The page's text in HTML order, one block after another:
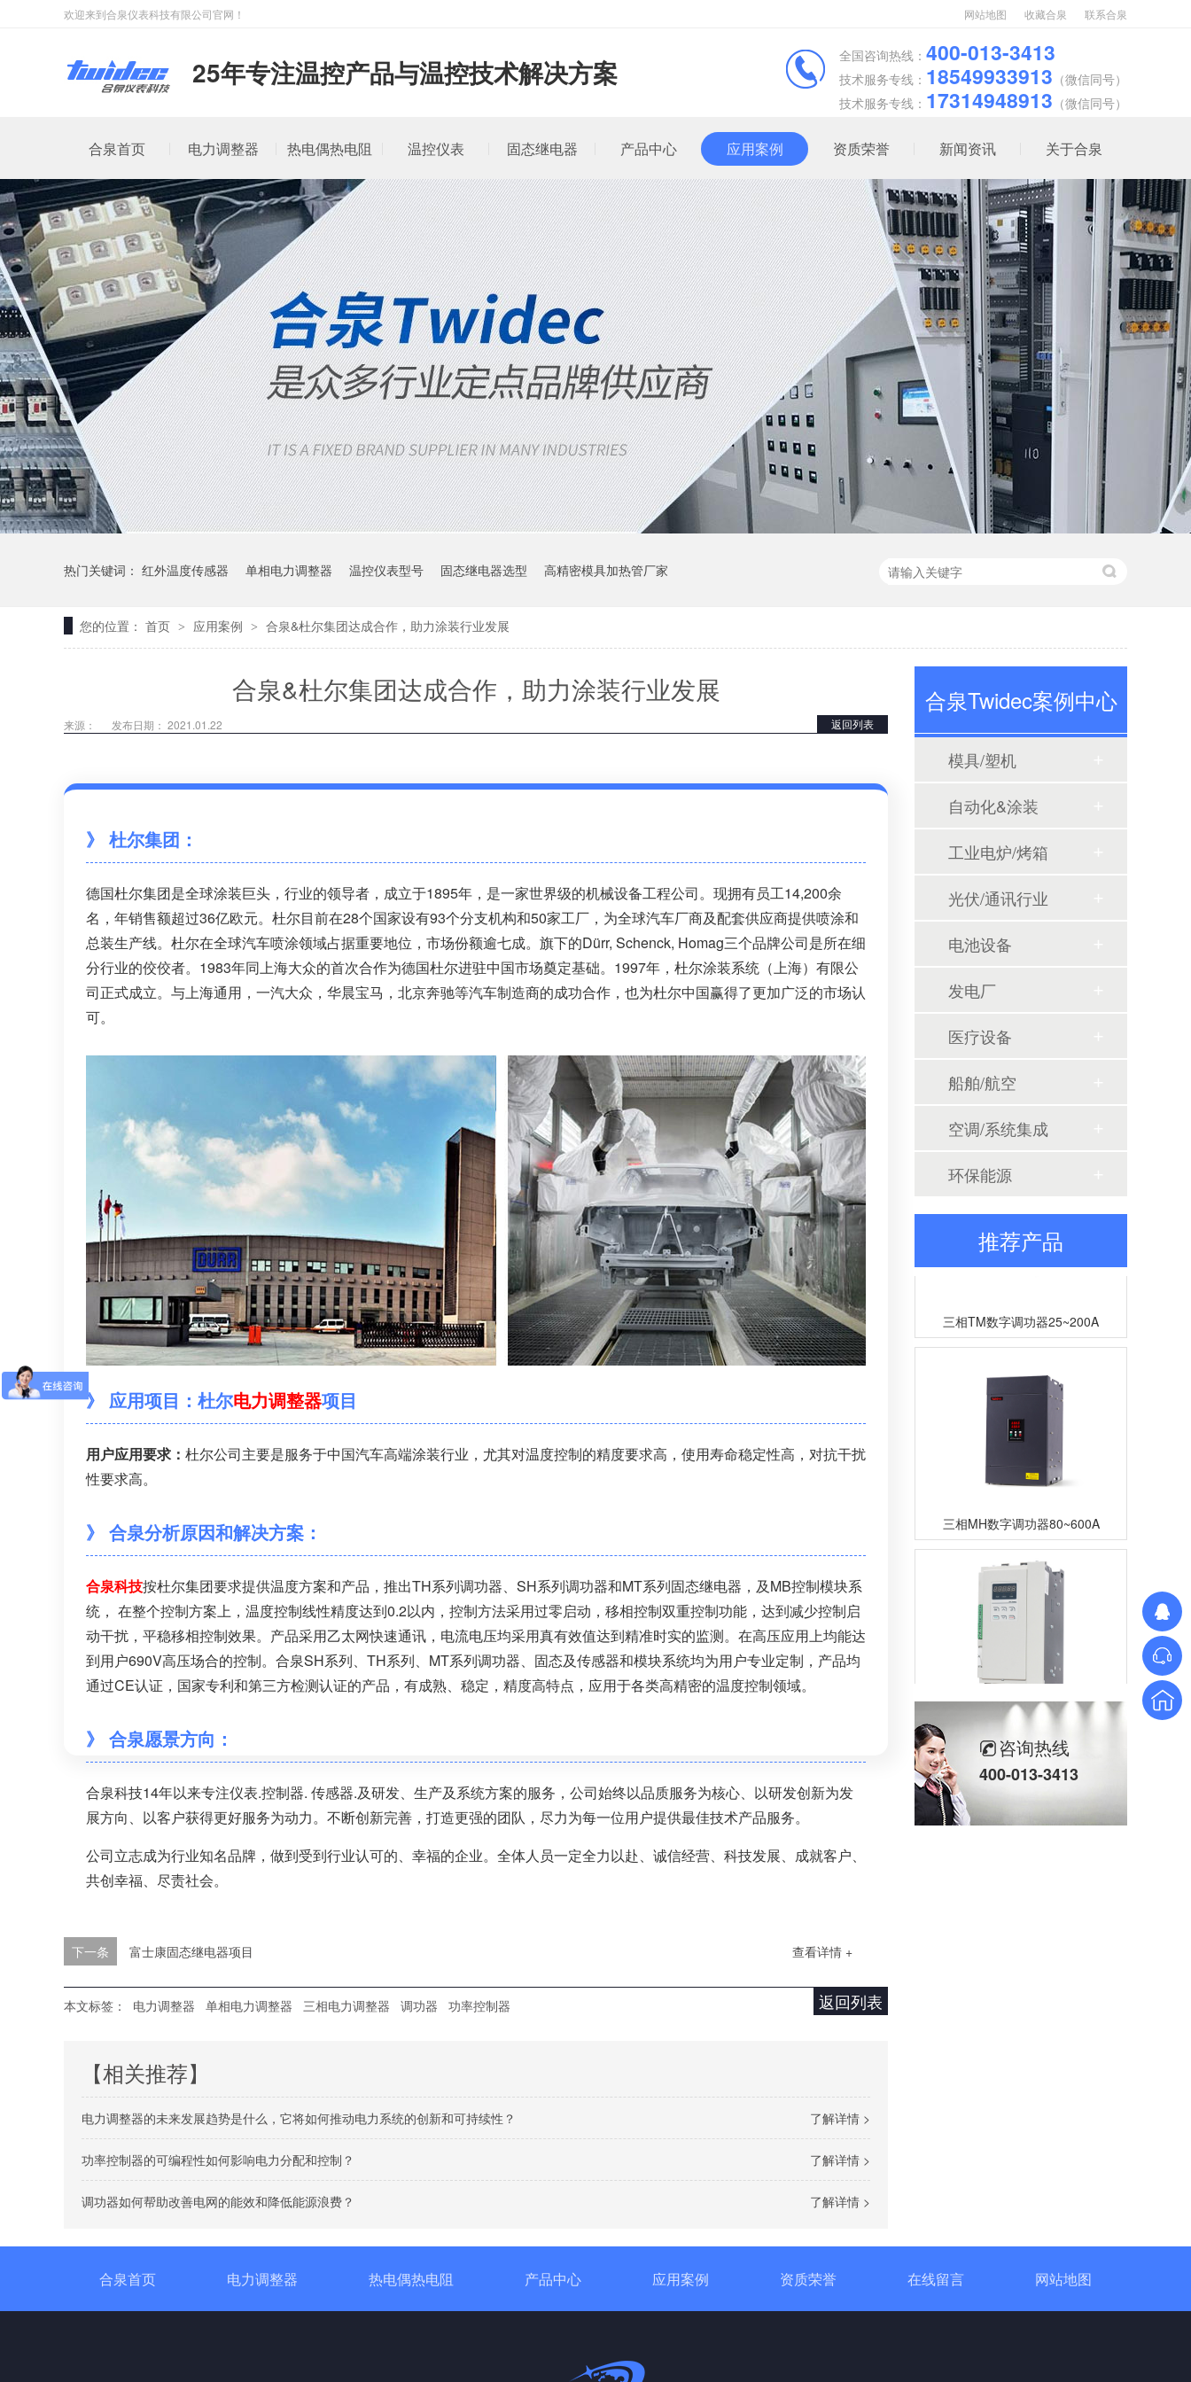
网站地图 收藏合泉 联系合泉
欢迎来到合泉仪表科技有限公司官网！
25年专注温控产品与温控技术解决方案 全国咨询热线： 400-013-3413
技术服务专线： 18549933913 （微信同号）
技术服务专线： 17314948913 （微信同号）
合泉首页 电力调整器 热电偶热电阻 温控仪表 固态继电器 产品中心 应用案例 资质荣誉 新闻资讯 关于合泉
热门关键词： 红外温度传感器 单相电力调整器 温控仪表型号 固态继电器选型 高精密模具加热管厂家
您的位置： 首页 > 应用案例 > 合泉&杜尔集团达成合作，助力涂装行业发展
合泉&杜尔集团达成合作，助力涂装行业发展
返回列表
来源： 发布日期： 2021.01.22
》 杜尔集团：
德国杜尔集团是全球涂装巨头，行业的领导者，成立于1895年，是一家世界级的机械设备工程公司。现拥有员工14,200余
名，年销售额超过36亿欧元。杜尔目前在28个国家设有93个分支机构和50家工厂，为全球汽车厂商及配套供应商提供喷涂和
总装生产线。杜尔在全球汽车喷涂领域占据重要地位，市场份额逾七成。旗下的Dürr, Schenck, Homag三个品牌公司是所在细
分行业的佼佼者。1983年同上海大众的首次合作为德国杜尔进驻中国市场奠定基础。1997年，杜尔涂装系统（上海）有限公
司正式成立。与上海通用，一汽大众，华晨宝马，北京奔驰等汽车制造商的成功合作，也为杜尔中国赢得了更加广泛的市场认
可。
》 应用项目：杜尔电力调整器项目
用户应用要求： 杜尔公司主要是服务于中国汽车高端涂装行业，尤其对温度控制的精度要求高，使用寿命稳定性高，对抗干扰
性要求高。
》 合泉分析原因和解决方案：
合泉科技按杜尔集团要求提供温度方案和产品，推出TH系列调功器、SH系列调功器和MT系列固态继电器，及MB控制模块系
统， 在整个控制方案上，温度控制线性精度达到0.2以内，控制方法采用过零启动，移相控制双重控制功能，达到减少控制启
动干扰，平稳移相控制效果。产品采用乙太网快速通讯，电流电压均采用真有效值达到精准时实的监测。在高压应用上均能达
到用户690V高压场合的控制。合泉SH系列、TH系列、MT系列调功器、固态及传感器和模块系统均为用户专业定制，产品均
通过CE认证，国家专利和第三方检测认证的产品，有成熟、稳定，精度高特点，应用于各类高精密的温度控制领域。
》 合泉愿景方向：
合泉科技14年以来专注仪表.控制器. 传感器.及研发、生产及系统方案的服务，公司始终以品质服务为核心、以研发创新为发
展方向、以客户获得更好服务为动力。不断创新完善，打造更强的团队，尽力为每一位用户提供最佳技术产品服务。
公司立志成为行业知名品牌，做到受到行业认可的、幸福的企业。全体人员一定全力以赴、诚信经营、科技发展、成就客户、
共创幸福、尽责社会。
查看详情 +
下一条 富士康固态继电器项目
返回列表
本文标签： 电力调整器 单相电力调整器 三相电力调整器 调功器 功率控制器
【相关推荐】
了解详情 >
电力调整器的未来发展趋势是什么，它将如何推动电力系统的创新和可持续性？
了解详情 >
功率控制器的可编程性如何影响电力分配和控制？
了解详情 >
调功器如何帮助改善电网的能效和降低能源浪费？
合泉Twidec案例中心
模具/塑机
自动化&涂装
工业电炉/烤箱
光伏/通讯行业
电池设备
发电厂
医疗设备
船舶/航空
空调/系统集成
环保能源
推荐产品
定制大功率直流电源
三相SH高端调功器25~2000A
咨询热线
400-013-3413
合泉首页 电力调整器 热电偶热电阻 产品中心 应用案例 资质荣誉 在线留言 网站地图